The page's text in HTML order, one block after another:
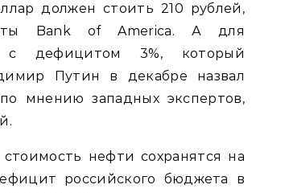
должен стоить 210 рублей,
Bank of America. А для
с дефицитом 3%, который
Путин в декабре назвал
мнению западных экспертов,
нефти сохранятся на
российского бюджета в